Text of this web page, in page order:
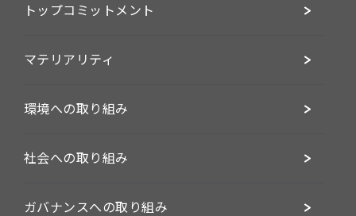
トップコミットメント
マテリアリティ
環境への取り組み
社会への取り組み
ガバナンスへの取り組み